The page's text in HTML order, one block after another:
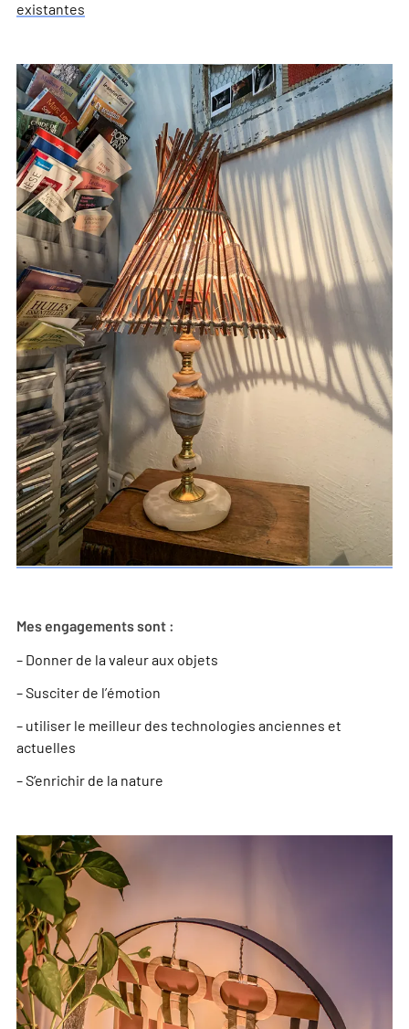
existantes
Mes engagements sont :
– Donner de la valeur aux objets
– Susciter de l’émotion
– utiliser le meilleur des technologies anciennes et
actuelles
– S’enrichir de la nature